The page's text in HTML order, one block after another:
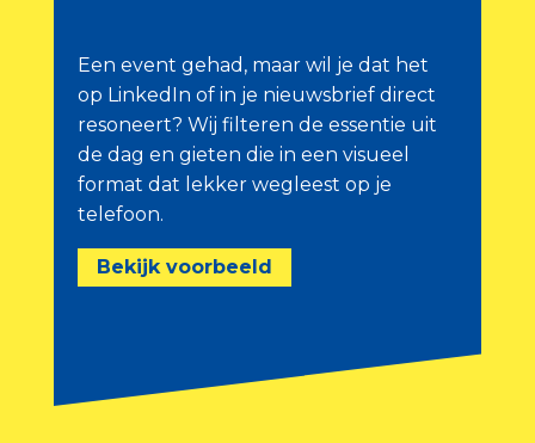
Een event gehad, maar wil je dat het
op LinkedIn of in je nieuwsbrief direct
resoneert? Wij filteren de essentie uit
de dag en gieten die in een visueel
format dat lekker wegleest op je
telefoon.
Bekijk voorbeeld